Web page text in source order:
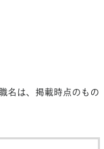
名は、掲載時点のもの